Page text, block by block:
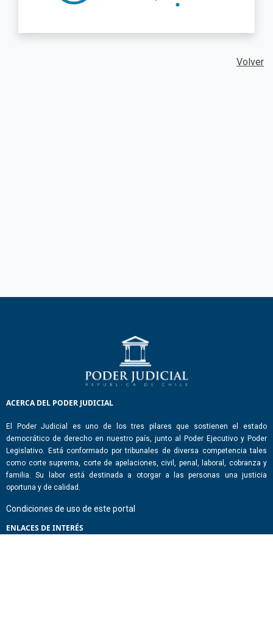
Volver
ACERCA DEL PODER JUDICIAL
El Poder Judicial es uno de los tres pilares que sostienen el estado
democrático de derecho en nuestro país, junto al Poder Ejecutivo y Poder
Legislativo. Está conformado por tribunales de diversa competencia tales
como corte suprema, corte de apelaciones, civil, penal, laboral, cobranza y
familia. Su labor está destinada a otorgar a las personas una justicia
oportuna y de calidad.
Condiciones de uso de este portal
ENLACES DE INTERÉS